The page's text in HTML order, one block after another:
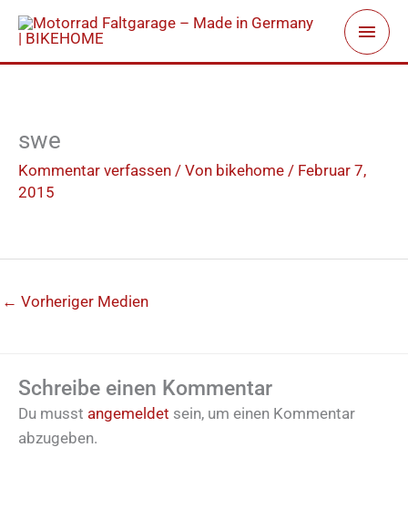
Zum
Inhalt
springen
swe
Kommentar verfassen / Von bikehome / Februar 7,
2015
← Vorheriger Medien
Schreibe einen Kommentar
Du musst angemeldet sein, um einen Kommentar
abzugeben.